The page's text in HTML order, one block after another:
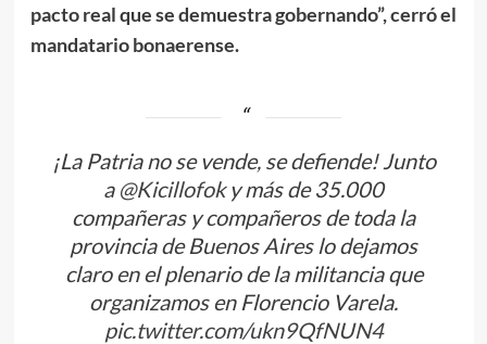
pacto real que se demuestra gobernando”, cerró el
mandatario bonaerense.
¡La Patria no se vende, se defiende! Junto
a @Kicillofoky más de 35.000
compañeras y compañeros de toda la
provincia de Buenos Aires lo dejamos
claro en el plenario de la militancia que
organizamos en Florencio Varela.
pic.twitter.com/ukn9QfNUN4